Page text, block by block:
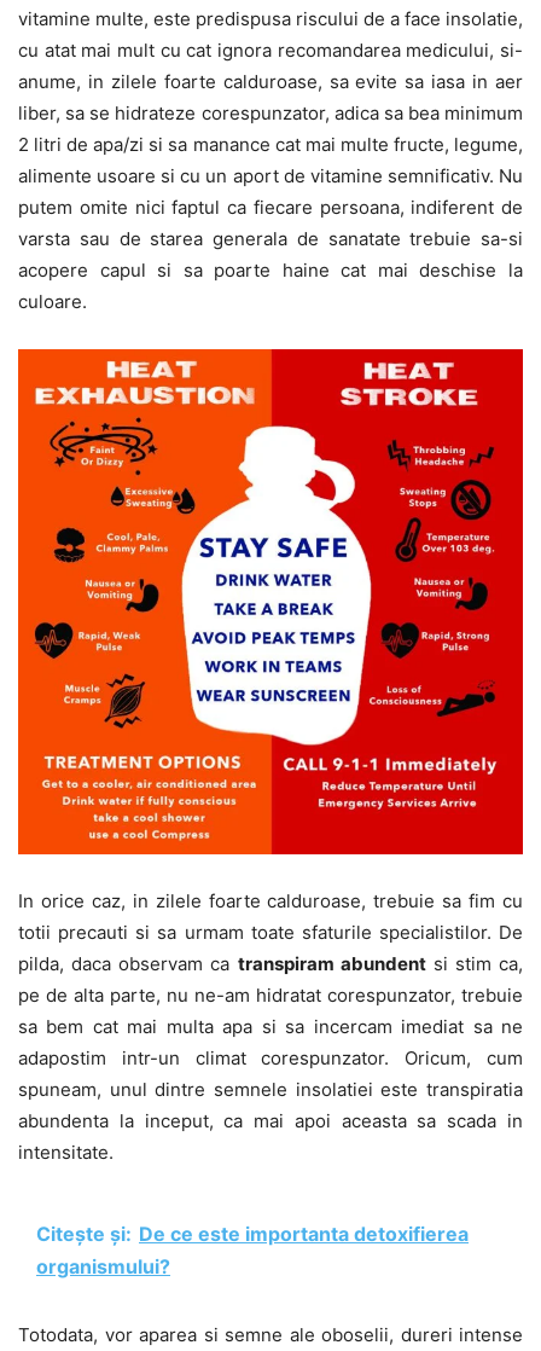
vitamine multe, este predispusa riscului de a face insolatie,
cu atat mai mult cu cat ignora recomandarea medicului, si-
anume, in zilele foarte calduroase, sa evite sa iasa in aer
liber, sa se hidrateze corespunzator, adica sa bea minimum
2 litri de apa/zi si sa manance cat mai multe fructe, legume,
alimente usoare si cu un aport de vitamine semnificativ. Nu
putem omite nici faptul ca fiecare persoana, indiferent de
varsta sau de starea generala de sanatate trebuie sa-si
acopere capul si sa poarte haine cat mai deschise la
culoare.
In orice caz, in zilele foarte calduroase, trebuie sa fim cu
totii precauti si sa urmam toate sfaturile specialistilor. De
pilda, daca observam ca transpiram abundentsi stim ca,
pe de alta parte, nu ne-am hidratat corespunzator, trebuie
sa bem cat mai multa apa si sa incercam imediat sa ne
adapostim intr-un climat corespunzator. Oricum, cum
spuneam, unul dintre semnele insolatiei este transpiratia
abundenta la inceput, ca mai apoi aceasta sa scada in
intensitate.
Citește și: De ce este importanta detoxifierea
organismului?
Totodata, vor aparea si semne ale oboselii, dureri intense